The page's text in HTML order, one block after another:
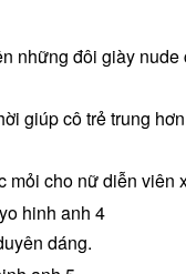
những đôi giày
giúp cô trẻ trung
mỏi cho nữ diễn viên
dáng.